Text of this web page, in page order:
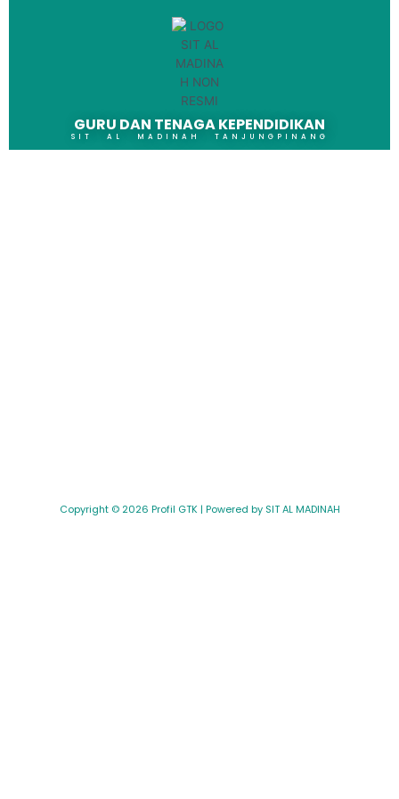
GURU DAN TENAGA KEPENDIDIKAN
SIT AL MADINAH TANJUNGPINANG
Copyright © 2026 Profil GTK | Powered by SIT AL MADINAH